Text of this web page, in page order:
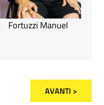
Fortuzzi Manuel
AVANTI >